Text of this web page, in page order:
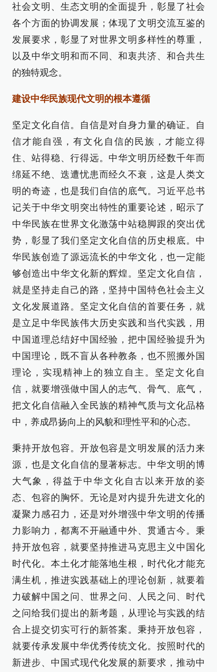
社会文明、生态文明的全面提升，彰显了社会
各个方面的协调发展；体现了文明交流互鉴的
发展要求，彰显了对世界文明多样性的尊重，
以及中华文明和而不同、和衷共济、和合共生
的独特观念。
建设中华民族现代文明的根本遵循
坚定文化自信。自信是对自身力量的确证。自
信才能自强，有文化自信的民族，才能立得
住、站得稳、行得远。中华文明历经数千年而
绵延不绝、迭遭忧患而经久不衰，这是人类文
明的奇迹，也是我们自信的底气。习近平总书
记关于中华文明突出特性的重要论述，昭示了
中华民族在世界文化激荡中站稳脚跟的突出优
势，彰显了我们坚定文化自信的历史根底。中
华民族创造了源远流长的中华文化，也一定能
够创造出中华文化新的辉煌。坚定文化自信，
就是坚持走自己的路，坚持中国特色社会主义
文化发展道路。坚定文化自信的首要任务，就
是立足中华民族伟大历史实践和当代实践，用
中国道理总结好中国经验，把中国经验提升为
中国理论，既不盲从各种教条，也不照搬外国
理论，实现精神上的独立自主。坚定文化自
信，就要增强做中国人的志气、骨气、底气，
把文化自信融入全民族的精神气质与文化品格
中，养成昂扬向上的风貌和理性平和的心态。
秉持开放包容。开放包容是文明发展的活力来
源，也是文化自信的显著标志。中华文明的博
大气象，得益于中华文化自古以来开放的姿
态、包容的胸怀。无论是对内提升先进文化的
凝聚力感召力，还是对外增强中华文明的传播
力影响力，都离不开融通中外、贯通古今。秉
持开放包容，就要坚持推进马克思主义中国化
时代化。本土化才能落地生根，时代化才能充
满生机，推进实践基础上的理论创新，就要着
力破解中国之问、世界之问、人民之问、时代
之问给我们提出的新考题，从理论与实践的结
合上提交切实可行的新答案。秉持开放包容，
就要传承发展中华优秀传统文化。按照时代的
新进步、中国式现代化发展的新要求，推动中